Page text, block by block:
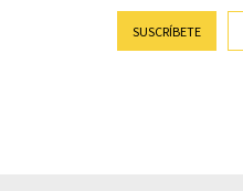
SUSCRÍBETE